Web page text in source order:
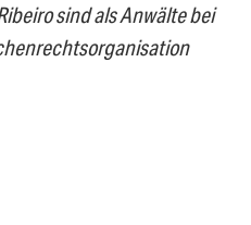
sind als Anwälte bei